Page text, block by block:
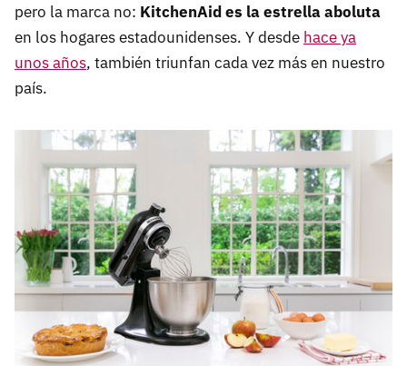
pero la marca no: KitchenAid es la estrella aboluta
en los hogares estadounidenses. Y desde hace ya
unos años, también triunfan cada vez más en nuestro
país.